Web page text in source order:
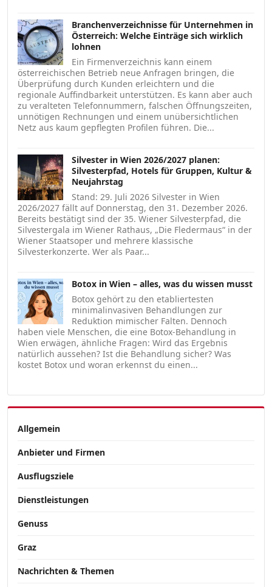
Branchenverzeichnisse für Unternehmen in
Österreich: Welche Einträge sich wirklich
lohnen
Ein Firmenverzeichnis kann einem
österreichischen Betrieb neue Anfragen bringen, die
Überprüfung durch Kunden erleichtern und die
regionale Auffindbarkeit unterstützen. Es kann aber auch
zu veralteten Telefonnummern, falschen Öffnungszeiten,
unnötigen Rechnungen und einem unübersichtlichen
Netz aus kaum gepflegten Profilen führen. Die...
Silvester in Wien 2026/2027 planen:
Silvesterpfad, Hotels für Gruppen, Kultur &
Neujahrstag
Stand: 29. Juli 2026 Silvester in Wien
2026/2027 fällt auf Donnerstag, den 31. Dezember 2026.
Bereits bestätigt sind der 35. Wiener Silvesterpfad, die
Silvestergala im Wiener Rathaus, „Die Fledermaus“ in der
Wiener Staatsoper und mehrere klassische
Silvesterkonzerte. Wer als Paar...
Botox in Wien – alles, was du wissen musst
Botox gehört zu den etabliertesten
minimalinvasiven Behandlungen zur
Reduktion mimischer Falten. Dennoch
haben viele Menschen, die eine Botox-Behandlung in
Wien erwägen, ähnliche Fragen: Wird das Ergebnis
natürlich aussehen? Ist die Behandlung sicher? Was
kostet Botox und woran erkennst du einen...
Allgemein
Anbieter und Firmen
Ausflugsziele
Dienstleistungen
Genuss
Graz
Nachrichten & Themen